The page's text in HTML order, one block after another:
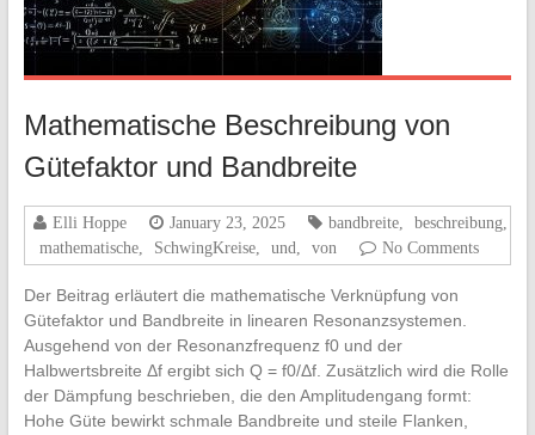
Mathematische Beschreibung von
Gütefaktor und Bandbreite
Elli Hoppe January 23, 2025 bandbreite, beschreibung
mathematische, SchwingKreise, und von No Comments
Der Beitrag erläutert die mathematische Verknüpfung von
Gütefaktor und Bandbreite in linearen Resonanzsystemen.
Ausgehend von der Resonanzfrequenz f0 und der
Halbwertsbreite Δf ergibt sich Q = f0/Δf. Zusätzlich wird die Rolle
der Dämpfung beschrieben, die den Amplitudengang formt:
Hohe Güte bewirkt schmale Bandbreite und steile Flanken,